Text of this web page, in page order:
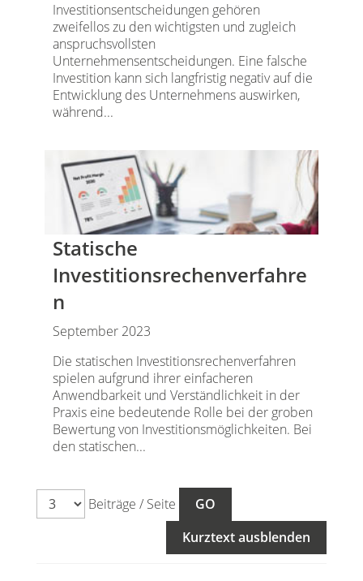
Investitionsentscheidungen gehören
zweifellos zu den wichtigsten und zugleich
anspruchsvollsten
Unternehmensentscheidungen. Eine falsche
Investition kann sich langfristig negativ auf die
Entwicklung des Unternehmens auswirken,
während...
Statische
Investitionsrechenverfahre
n
September 2023
Die statischen Investitionsrechenverfahren
spielen aufgrund ihrer einfacheren
Anwendbarkeit und Verständlichkeit in der
Praxis eine bedeutende Rolle bei der groben
Bewertung von Investitionsmöglichkeiten. Bei
den statischen...
Beiträge / Seite
Kurztext ausblenden